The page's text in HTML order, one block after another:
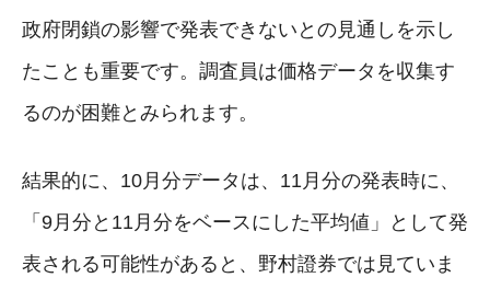
政府閉鎖の影響で発表できないとの見通しを示し
たことも重要です。調査員は価格データを収集す
るのが困難とみられます。
結果的に、10月分データは、11月分の発表時に、
「9月分と11月分をベースにした平均値」として発
表される可能性があると、野村證券では見ていま